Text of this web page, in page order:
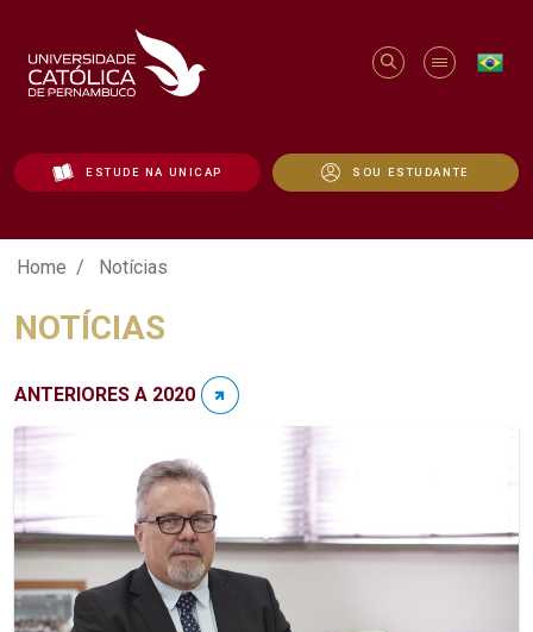
ESTUDE NA UNICAP SOU ESTUDANTE
Notícias - Unicap
Home Notícias
NOTÍCIAS
ANTERIORES A 2020